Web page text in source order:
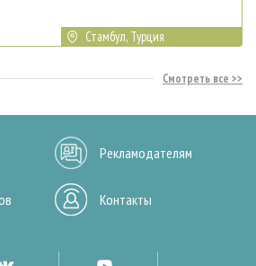
Стамбул, Турция
Смотреть все
Рекламодателям
Контакты